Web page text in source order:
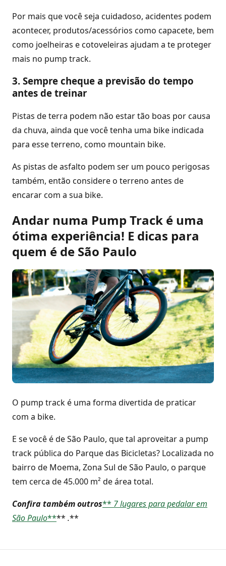
Por mais que você seja cuidadoso, acidentes podem
acontecer, produtos/acessórios como capacete, bem
como joelheiras e cotoveleiras ajudam a te proteger
mais no pump track.
3. Sempre cheque a previsão do tempo
antes de treinar
Pistas de terra podem não estar tão boas por causa
da chuva, ainda que você tenha uma bike indicada
para esse terreno, como mountain bike.
As pistas de asfalto podem ser um pouco perigosas
também, então considere o terreno antes de
encarar com a sua bike.
Andar numa Pump Track é uma
ótima experiência! E dicas para
quem é de São Paulo
O pump track é uma forma divertida de praticar
com a bike.
E se você é de São Paulo, que tal aproveitar a pump
track pública do Parque das Bicicletas? Localizada no
bairro de Moema, Zona Sul de São Paulo, o parque
tem cerca de 45.000 m² de área total.
Confira também outros** 7 lugares para pedalar em
São Paulo**** .**